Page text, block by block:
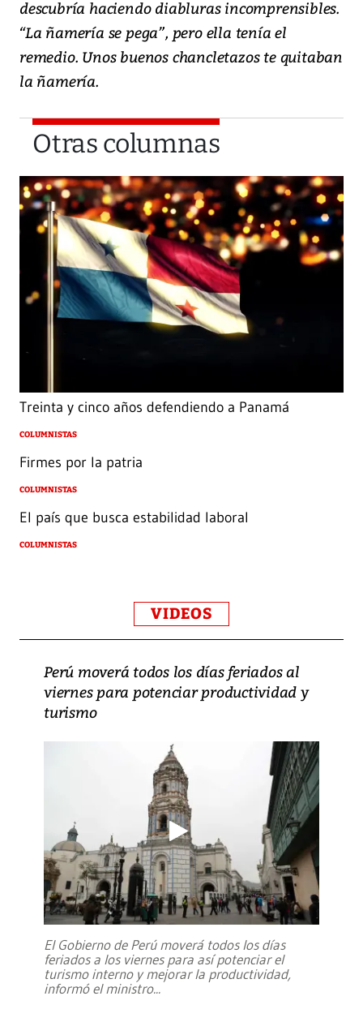
descubría haciendo diabluras incomprensibles.
“La ñamería se pega”, pero ella tenía el
remedio. Unos buenos chancletazos te quitaban
la ñamería.
Otras columnas
Treinta y cinco años defendiendo a Panamá
COLUMNISTAS
Firmes por la patria
COLUMNISTAS
El país que busca estabilidad laboral
COLUMNISTAS
VIDEOS
Perú moverá todos los días feriados al
viernes para potenciar productividad y
turismo
El Gobierno de Perú moverá todos los días
feriados a los viernes para así potenciar el
turismo interno y mejorar la productividad,
informó el ministro...